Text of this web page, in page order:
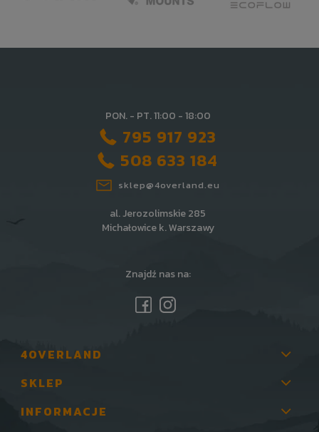
PON. - PT. 11:00 - 18:00
795 917 923
508 633 184
sklep@4overland.eu
al. Jerozolimskie 285
Michałowice k. Warszawy
Znajdź nas na:
4OVERLAND
SKLEP
INFORMACJE